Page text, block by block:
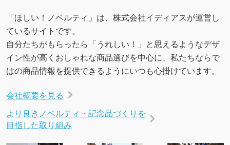
「ほしい！ノベルティ」は、株式会社イディアスが運営し
ているサイトです。
自分たちがもらったら「うれしい！」と思えるようなデザ
イン性が高くおしゃれな商品選びを中心に、私たちならで
はの商品情報を提供できるようにいつも心掛けています。
会社概要を見る
より良きノベルティ・記念品づくりを
目指した取り組み